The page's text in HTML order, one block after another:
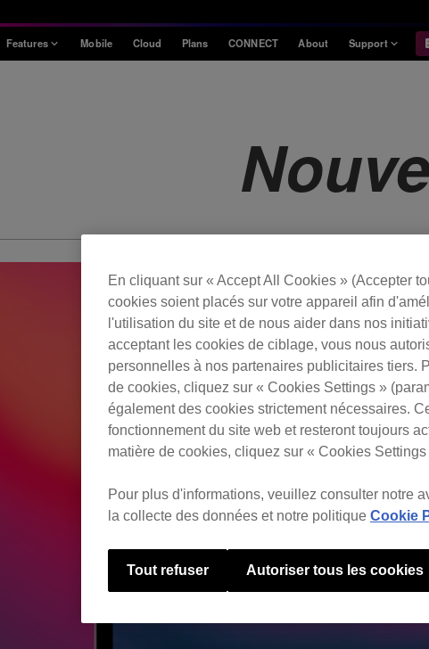
Features Mobile Cloud Plans CONNECT About Support
En cliquant sur « Accept All Cookies » (Accepter
cookies soient placés sur votre appareil afin
l'utilisation du site et de nous aider dans nos
acceptant les cookies de ciblage, vous nous
personnelles à nos partenaires publicitaires tiers.
de cookies, cliquez sur « Cookies Settings »
également des cookies strictement nécessaires.
fonctionnement du site web et resteront toujours
matière de cookies, cliquez sur « Cookies
Pour plus d'informations, veuillez consulter notre
la collecte des données et notre politique Cookie
Tout refuser Autoriser tous les cookies